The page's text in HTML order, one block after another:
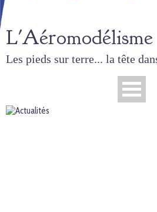
L'Aéromodélisme
Les pieds sur terre... la tête